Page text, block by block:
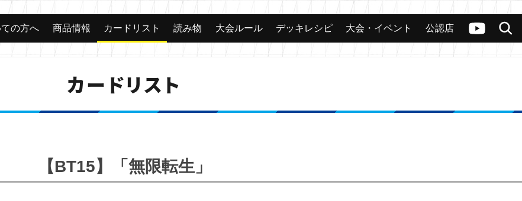
ヴァンガードch
検索
カード 大会 公認店舗 その他
の方へ 商品情報 カードリスト 読み物 大会ルール デッキレシピ 大会・イベント 公認店
カードリスト
【BT15】「無限転生」